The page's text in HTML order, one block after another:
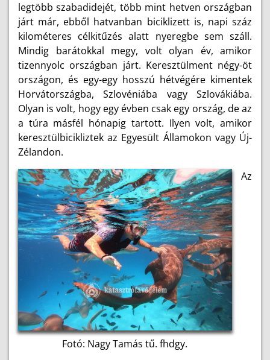
legtöbb szabadidejét, több mint hetven országban
járt már, ebből hatvanban biciklizett is, napi száz
kilométeres célkitűzés alatt nyeregbe sem száll.
Mindig barátokkal megy, volt olyan év, amikor
tizennyolc országban járt. Keresztülment négy-öt
országon, és egy-egy hosszú hétvégére kimentek
Horvátországba, Szlovéniába vagy Szlovákiába.
Olyan is volt, hogy egy évben csak egy ország, de az
a túra másfél hónapig tartott. Ilyen volt, amikor
keresztülbicikliztek az Egyesült Államokon vagy Új-
Zélandon.
Fotó: Nagy Tamás tű. fhdgy.
Az